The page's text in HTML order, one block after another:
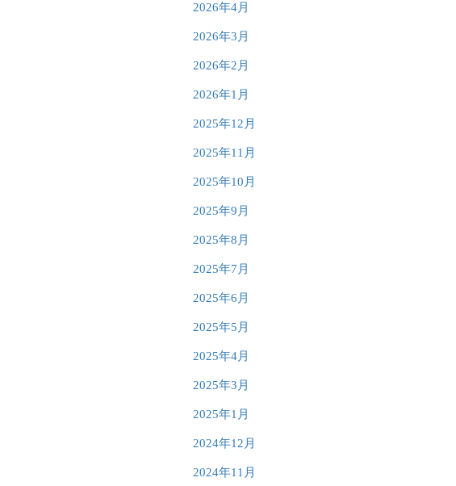
2026年4月
2026年3月
2026年2月
2026年1月
2025年12月
2025年11月
2025年10月
2025年9月
2025年8月
2025年7月
2025年6月
2025年5月
2025年4月
2025年3月
2025年1月
2024年12月
2024年11月